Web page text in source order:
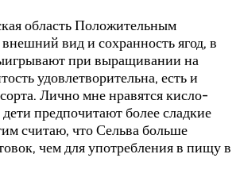
область Положительным
вид и сохранность ягод, в
при выращивании на
удовлетворительна, есть и
Лично мне нравятся кисло-
предпочитают более сладкие
считаю, что Сельва больше
чем для употребления в пищу в